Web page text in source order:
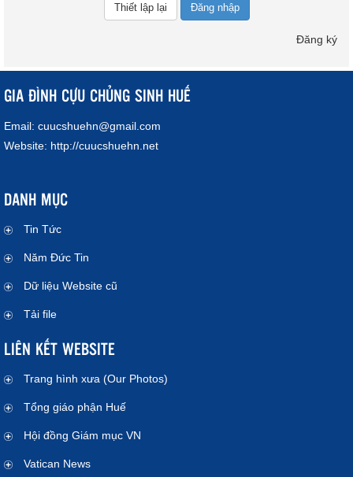
Đăng nhập
Đăng ký
GIA ĐÌNH CỰU CHỦNG SINH HUẾ
Email: cuucshuehn@gmail.com
Website: http://cuucshuehn.net
DANH MỤC
Tin Tức
Năm Đức Tin
Dữ liệu Website cũ
Tải file
LIÊN KẾT WEBSITE
Trang hình xưa (Our Photos)
Tổng giáo phận Huế
Hội đồng Giám mục VN
Vatican News